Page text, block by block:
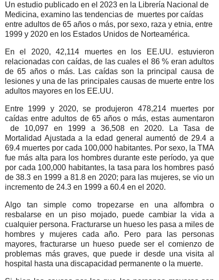
Un estudio publicado en el 2023 en la Librería Nacional de
Medicina, examino las tendencias de muertes por caídas
entre adultos de 65 años o más, por sexo, raza y etnia, entre
1999 y 2020 en los Estados Unidos de Norteamérica.
En el 2020, 42,114 muertes en los EE.UU. estuvieron
relacionadas con caídas, de las cuales el 86 % eran adultos
de 65 años o más. Las caídas son la principal causa de
lesiones y una de las principales causas de muerte entre los
adultos mayores en los EE.UU.
Entre 1999 y 2020, se produjeron 478,214 muertes por
caídas entre adultos de 65 años o más, estas aumentaron
de 10,097 en 1999 a 36,508 en 2020. La Tasa de
Mortalidad Ajustada a la edad general aumentó de 29.4 a
69.4 muertes por cada 100,000 habitantes. Por sexo, la TMA
fue más alta para los hombres durante este período, ya que
por cada 100,000 habitantes, la tasa para los hombres pasó
de 38.3 en 1999 a 81.8 en 2020; para las mujeres, se vio un
incremento de 24.3 en 1999 a 60.4 en el 2020.
Algo tan simple como tropezarse en una alfombra o
resbalarse en un piso mojado, puede cambiar la vida a
cualquier persona. Fracturarse un hueso les pasa a miles de
hombres y mujeres cada año. Pero para las personas
mayores, fracturarse un hueso puede ser el comienzo de
problemas más graves, que puede ir desde una visita al
hospital hasta una discapacidad permanente o la muerte.